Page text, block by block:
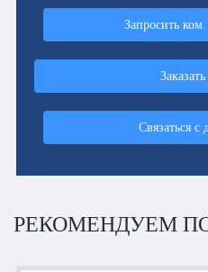
Запросить
Связаться с
РЕКОМЕНДУЕМ